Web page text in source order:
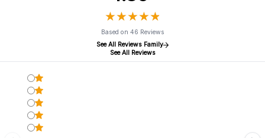
★★★★★
★★★★★
Based on 46 Reviews
See All Reviews Family
See All Reviews